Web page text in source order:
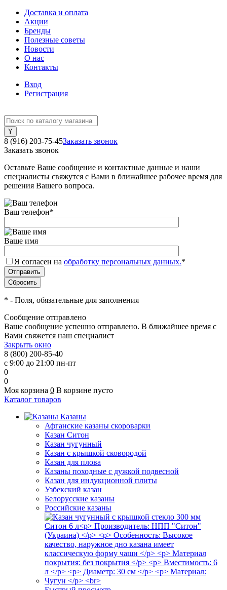
Доставка и оплата
Акции
Бренды
Полезные советы
Новости
О нас
Контакты
Вход
Регистрация
8 (916) 203-75-45Заказать звонок
Заказать звонок
Оставьте Ваше сообщение и контактные данные и наши
специалисты свяжутся с Вами в ближайшее рабочее время для
решения Вашего вопроса.
Ваш телефон*
Ваше имя
Я согласен на обработку персональных данных.*
* - Поля, обязательные для заполнения
Сообщение отправлено
Ваше сообщение успешно отправлено. В ближайшее время с
Вами свяжется наш специалист
Закрыть окно
8 (800) 200-85-40
с 9:00 до 21:00 пн-пт
0
0
Моя корзина 0 В корзине пусто
Каталог товаров
Казаны
Афганские казаны скороварки
Казан Ситон
Казан чугунный
Казан с крышкой сковородой
Казан для плова
Казаны походные с дужкой подвесной
Казан для индукционной плиты
Узбекский казан
Белорусские казаны
Российские казаны